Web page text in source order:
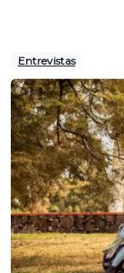
Entrevistas